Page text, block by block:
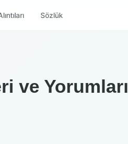
Sözlük
ve Yorumları